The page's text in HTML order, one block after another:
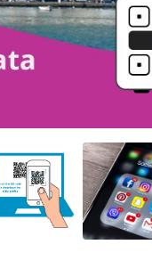
Angled view